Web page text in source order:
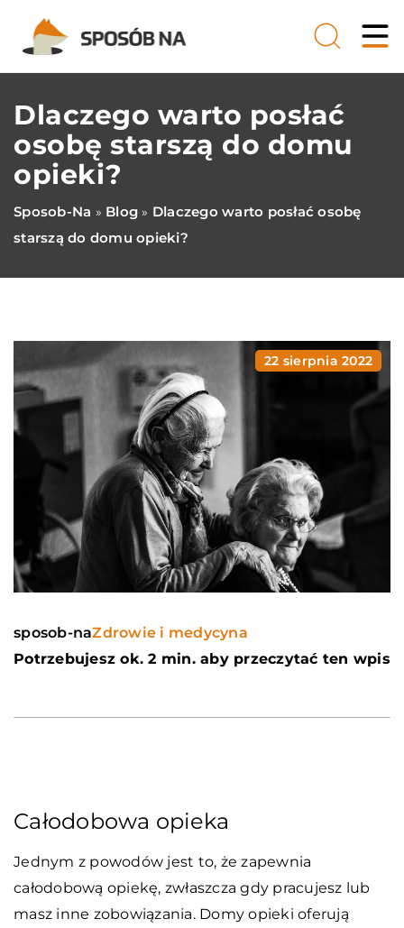
Dlaczego warto posłać
osobę starszą do domu
opieki?
Sposob-Na » Blog » Dlaczego warto posłać osobę
starszą do domu opieki?
22 sierpnia 2022
sposob-naZdrowie i medycyna
Potrzebujesz ok. 2 min. aby przeczytać ten wpis
Całodobowa opieka
Jednym z powodów jest to, że zapewnia
całodobową opiekę, zwłaszcza gdy pracujesz lub
masz inne zobowiązania. Domy opieki oferują